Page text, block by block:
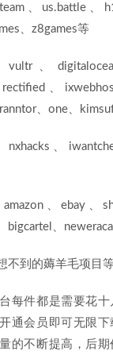
、us.battle、
、z8games等
、
rectified、
、one、
、
、ebay、
bigcartel、
不到的薅羊毛项目
每件都是需要花十
通会员即可无限下
的不断提高，后